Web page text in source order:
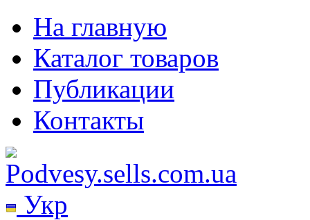
На главную
Каталог товаров
Публикации
Контакты
Укр